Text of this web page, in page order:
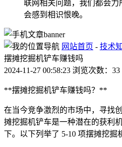
联网相关问题，我们都会
会感到相识恨晚。
网站首页 - 技术
摆摊挖掘机铲车赚钱吗
2024-11-27 00:58:23 浏览次数：33
**摆摊挖掘机铲车赚钱吗？**
在当今竞争激烈的市场中，寻找
摊挖掘机铲车是一种潜在的获利
下。以下列举了 5-10 项摆摊挖掘